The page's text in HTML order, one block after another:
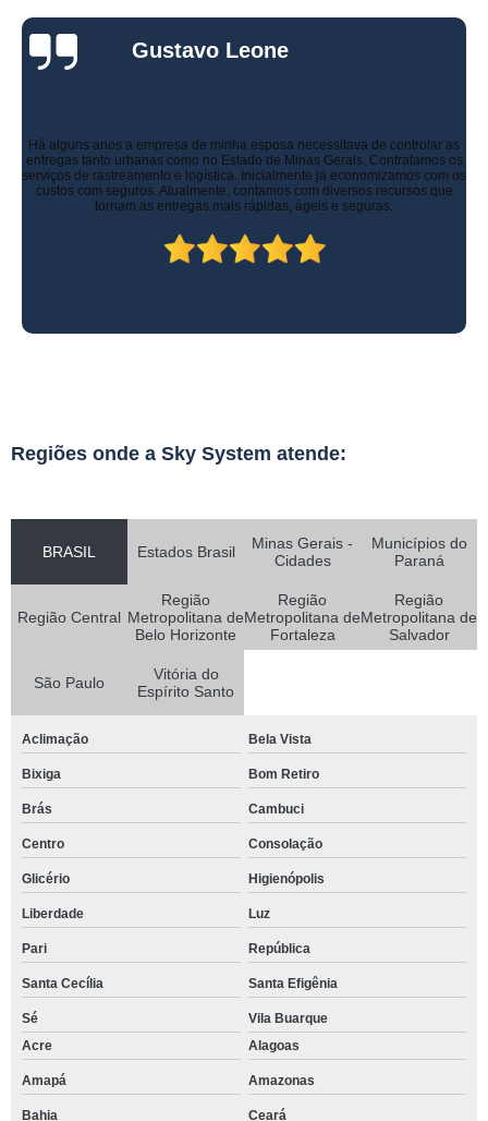
Gustavo Leone
Há alguns anos a empresa de minha esposa necessitava de controlar as
entregas tanto urbanas como no Estado de Minas Gerais. Contratamos os
serviços de rastreamento e logística. Inicialmente já economizamos com os
custos com seguros. Atualmente, contamos com diversos recursos que
tornam as entregas mais rápidas, ágeis e seguras.
Regiões onde a Sky System atende:
BRASIL Estados Brasil
Minas Gerais -
Cidades
Municípios do
Paraná
Região Central
Região
Metropolitana de
Belo Horizonte
Região
Metropolitana de
Fortaleza
Região
Metropolitana de
Salvador
São Paulo
Vitória do
Espírito Santo
Aclimação Bela Vista
Bixiga Bom Retiro
Brás Cambuci
Centro Consolação
Glicério Higienópolis
Liberdade Luz
Pari República
Santa Cecília Santa Efigênia
Sé
Vila Buarque
Acre
Alagoas
Amapá Amazonas
Bahia Ceará